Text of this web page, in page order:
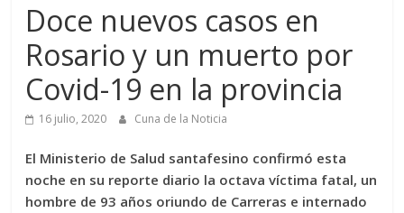
Doce nuevos casos en
Rosario y un muerto por
Covid-19 en la provincia
16 julio, 2020 Cuna de la Noticia
El Ministerio de Salud santafesino confirmó esta
noche en su reporte diario la octava víctima fatal, un
hombre de 93 años oriundo de Carreras e internado